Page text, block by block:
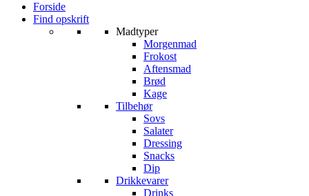
Forside
Find opskrift
Madtyper
Morgenmad
Frokost
Aftensmad
Brød
Kage
Tilbehør
Sovs
Salater
Dressing
Snacks
Dip
Drikkevarer
Drinks